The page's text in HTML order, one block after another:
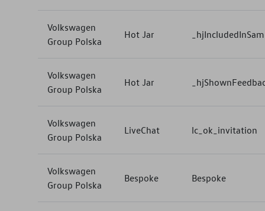
Volkswagen
Group Polska
Hot Jar
Volkswagen
Group Polska
Hot Jar
Volkswagen
Group Polska
LiveChat lc_ok_invitation
Volkswagen
Group Polska
Bespoke Bespoke